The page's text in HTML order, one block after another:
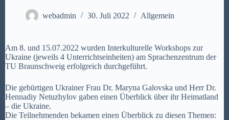
webadmin 30. Juli 2022 Allgemein
Am 8. und 15.07.2022 wurden Interkulturelle Workshops zur
Ukraine (jeweils 4 Unterrichtseinheiten) am Sprachenzentrum der
TU Braunschweig erfolgreich durchgeführt.
Die gebürtigen Ukrainer Frau Dr. Maryna Galovska und Herr Dr.
Hennadiy Netuzhylov gaben einen Überblick über ihr Heimatland
– die Ukraine.
Die Teilnehmenden bekamen einen Überblick zu diesen Themen: